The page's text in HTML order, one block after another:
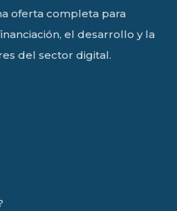
oferta completa para
el desarrollo y la
del sector digital.